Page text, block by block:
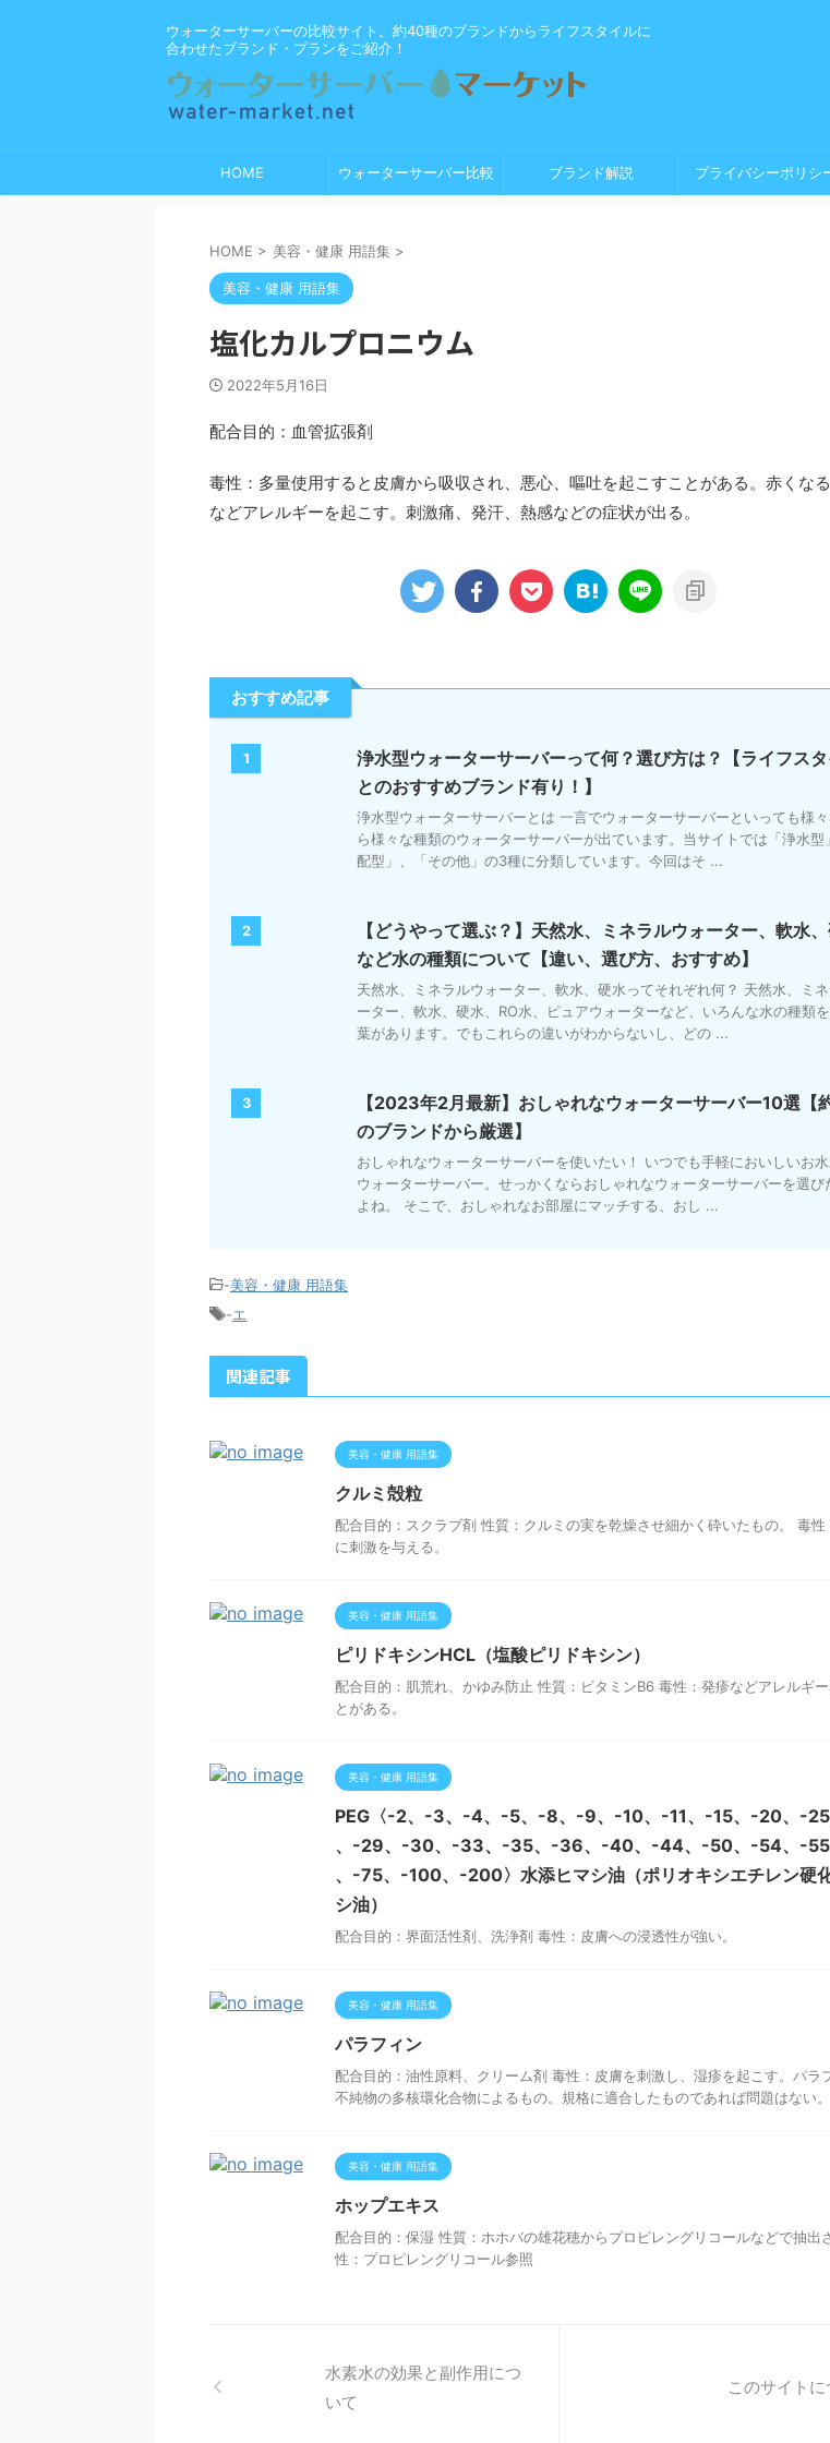
ウォーターサーバーの比較サイト。約40種のブランドからライフスタイルに
合わせたブランド・プランをご紹介！
HOME ウォーターサーバー比較 ブランド解説 プライバシーポリシ
HOME > 美容・健康 用語集 >
美容・健康 用語集
塩化カルプロニウム
2022年5月16日
配合目的：血管拡張剤
毒性：多量使用すると皮膚から吸収され、悪心、嘔吐を起こすことがある。赤くな
などアレルギーを起こす。刺激痛、発汗、熱感などの症状が出る。
おすすめ記事
1
浄水型ウォーターサーバーって何？選び方は？【ライフス
とのおすすめブランド有り！】
浄水型ウォーターサーバーとは 一言でウォーターサーバーといっても様
ら様々な種類のウォーターサーバーが出ています。当サイトでは「浄水型
配型」、「その他」の3種に分類しています。今回はそ ...
2
【どうやって選ぶ？】天然水、ミネラルウォーター、軟水、
など水の種類について【違い、選び方、おすすめ】
天然水、ミネラルウォーター、軟水、硬水ってそれぞれ何？ 天然水、ミ
ーター、軟水、硬水、RO水、ピュアウォーターなど、いろんな水の種類
葉があります。でもこれらの違いがわからないし、どの ...
3
【2023年2月最新】おしゃれなウォーターサーバー10選【
のブランドから厳選】
おしゃれなウォーターサーバーを使いたい！ いつでも手軽においしいお
ウォーターサーバー。せっかくならおしゃれなウォーターサーバーを選び
よね。 そこで、おしゃれなお部屋にマッチする、おし ...
-美容・健康 用語集
-エ
関連記事
美容・健康 用語集
クルミ殻粒
配合目的：スクラブ剤 性質：クルミの実を乾燥させ細かく砕いたもの。 毒性
に刺激を与える。
美容・健康 用語集
ピリドキシンHCL（塩酸ピリドキシン）
配合目的：肌荒れ、かゆみ防止 性質：ビタミンB6 毒性：発疹などアレルギ
とがある。
美容・健康 用語集
PEG〈-2、-3、-4、-5、-8、-9、-10、-11、-15、-20、-
、-29、-30、-33、-35、-36、-40、-44、-50、-54、-
、-75、-100、-200〉水添ヒマシ油（ポリオキシエチレン硬
シ油）
配合目的：界面活性剤、洗浄剤 毒性：皮膚への浸透性が強い。
美容・健康 用語集
パラフィン
配合目的：油性原料、クリーム剤 毒性：皮膚を刺激し、湿疹を起こす。パラ
不純物の多核環化合物によるもの。規格に適合したものであれば問題はない。
美容・健康 用語集
ホップエキス
配合目的：保湿 性質：ホホバの雄花穂からプロピレングリコールなどで抽出
性：プロピレングリコール参照
水素水の効果と副作用につ
いて
このサイトに